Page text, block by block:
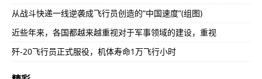
从战斗快递一线逆袭成飞行员创造的“中国速度”(组图)
近些年来，各国都越来越重视对于军事领域的建设，重视
歼-20飞行员正式服役，机体寿命1万飞行小时